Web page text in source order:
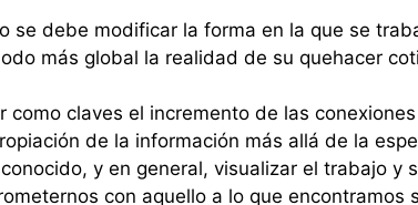
se debe modificar la forma en la que se
más global la realidad de su quehacer
claves el incremento de las
de la información más allá de la
y en general, visualizar el trabajo
con aquello a lo que encontramos